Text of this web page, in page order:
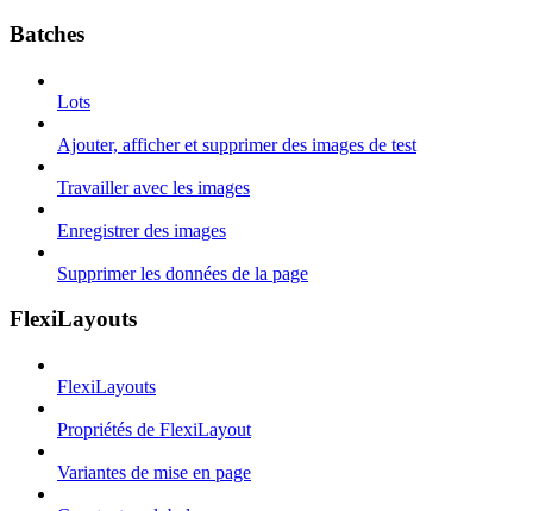
Batches
Lots
Ajouter, afficher et supprimer des images de test
Travailler avec les images
Enregistrer des images
Supprimer les données de la page
FlexiLayouts
FlexiLayouts
Propriétés de FlexiLayout
Variantes de mise en page